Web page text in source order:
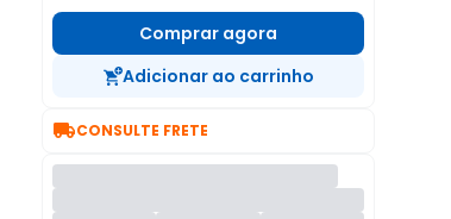
Comprar agora
Adicionar ao carrinho
CONSULTE FRETE